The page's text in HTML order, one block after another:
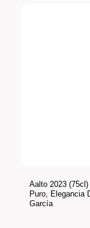
Aalto 2023
Puro, Elegancia
García